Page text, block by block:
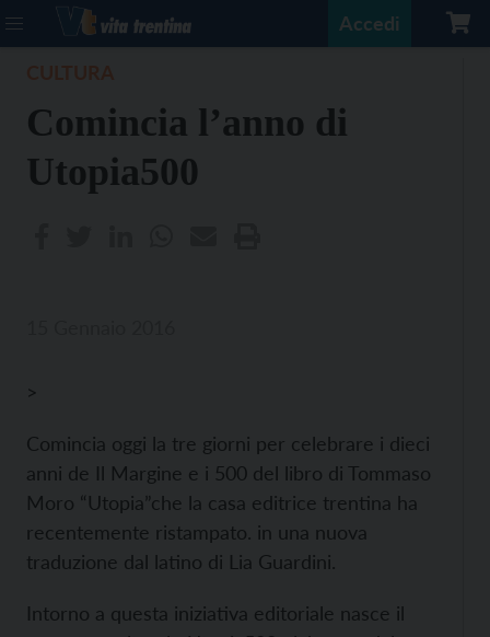
Accedi
Comincia l’anno di
Utopia500
>
Comincia oggi la tre giorni per celebrare i dieci
anni de Il Margine e i 500 del libro di Tommaso
Moro “Utopia”che la casa editrice trentina ha
recentemente ristampato. in una nuova
traduzione dal latino di Lia Guardini.
Intorno a questa iniziativa editoriale nasce il